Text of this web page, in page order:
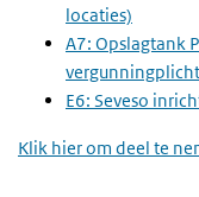
locaties)
A7: Opslagtank
vergunningplicht
E6: Seveso
Klik hier om deel te